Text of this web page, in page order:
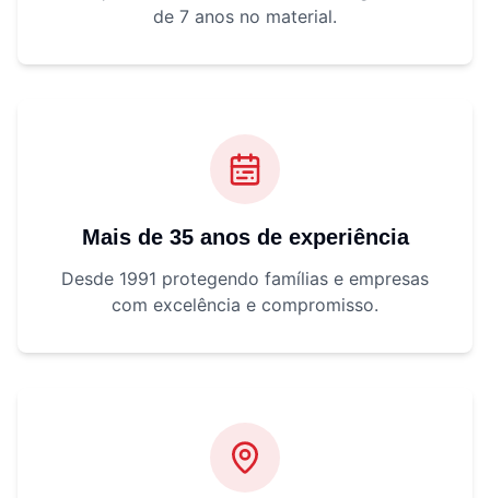
de 7 anos no material.
Mais de 35 anos de experiência
Desde 1991 protegendo famílias e empresas
com excelência e compromisso.